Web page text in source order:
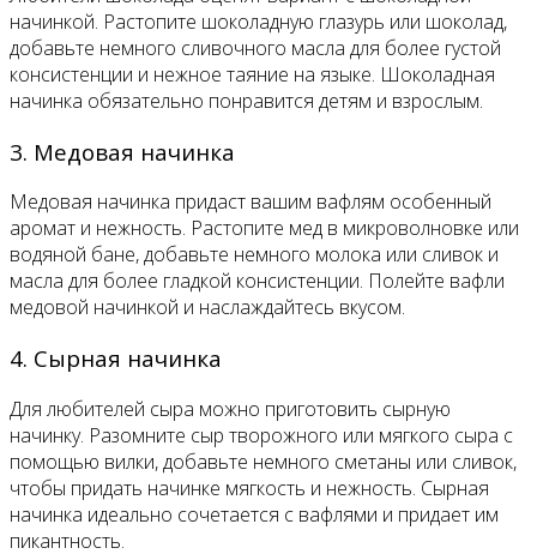
начинкой. Растопите шоколадную глазурь или шоколад,
добавьте немного сливочного масла для более густой
консистенции и нежное таяние на языке. Шоколадная
начинка обязательно понравится детям и взрослым.
3. Медовая начинка
Медовая начинка придаст вашим вафлям особенный
аромат и нежность. Растопите мед в микроволновке или
водяной бане, добавьте немного молока или сливок и
масла для более гладкой консистенции. Полейте вафли
медовой начинкой и наслаждайтесь вкусом.
4. Сырная начинка
Для любителей сыра можно приготовить сырную
начинку. Разомните сыр творожного или мягкого сыра с
помощью вилки, добавьте немного сметаны или сливок,
чтобы придать начинке мягкость и нежность. Сырная
начинка идеально сочетается с вафлями и придает им
пикантность.